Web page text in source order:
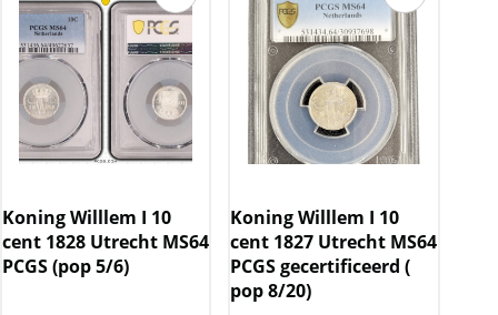
Koning Willlem I 10
cent 1828 Utrecht MS64
PCGS (pop 5/6)
Koning Willlem I 10
cent 1827 Utrecht MS64
PCGS gecertificeerd (
pop 8/20)